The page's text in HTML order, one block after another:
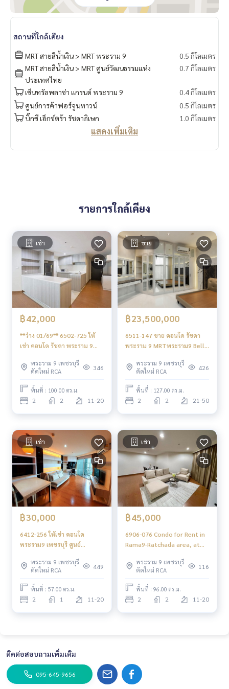
สถานที่ใกล้เคียง
MRT สายสีน้ำเงิน > MRT พระราม 9
0.5 กิโลเมตร
MRT สายสีน้ำเงิน > MRT ศูนย์วัฒนธรรมแห่ง
ประเทศไทย
0.7 กิโลเมตร
เซ็นทรัลพลาซ่า แกรนด์ พระราม 9
0.4 กิโลเมตร
ศูนย์การค้าฟอร์จูนทาวน์
0.5 กิโลเมตร
บิ๊กซี เอ็กซ์ตร้า รัชดาภิเษก
1.0 กิโลเมตร
แสดงเพิ่มเติม
รายการใกล้เคียง
เช่า
฿42,000
**ว่าง 01/69** 6502-725 ให้
เช่า คอนโด รัชดา พระราม 9
Rama 9 2ห้องนอน วิวสระ
พระราม 9 เพชรบุรี
ตัดใหม่ RCA
346
พื้นที่ : 100.00 ตร.ม.
2 2 11-20
ขาย
฿23,500,000
6511-147 ขาย คอนโด รัชดา
พระราม 9 MRTพระราม9 Belle
สูง พระราม 9 เพชรบุรี
ตัดใหม่ RCA
426
พื้นที่ : 127.00 ตร.ม.
2 2 21-50
เช่า
฿30,000
6412-256 ให้เช่า คอนโด
พระราม9 เพชรบุรี ศูนย์
Grand Rama 9 2ห้องนอน
พระราม 9 เพชรบุรี
ตัดใหม่ RCA
449
พื้นที่ : 57.00 ตร.ม.
2 1 11-20
เช่า
฿45,000
6906-076 Condo for Rent in
Rama9-Ratchada area, at
Rama9พระราม 9 เพชรบุรี
ตัดใหม่ RCA
116
พื้นที่ : 96.00 ตร.ม.
2 2 11-20
ติดต่อสอบถามเพิ่มเติม
095-645-9656